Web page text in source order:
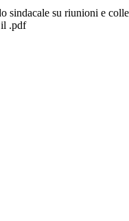
sindacale su riunioni e
il .pdf